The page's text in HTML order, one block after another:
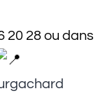
20 28 ou dans